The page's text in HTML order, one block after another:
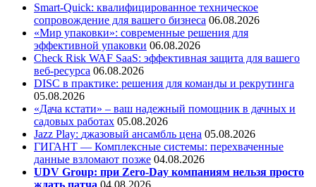
Smart-Quick: квалифицированное техническое
сопровождение для вашего бизнеса 06.08.2026
«Мир упаковки»: современные решения для
эффективной упаковки 06.08.2026
Check Risk WAF SaaS: эффективная защита для вашего
веб-ресурса 06.08.2026
DISC в практике: решения для команды и рекрутинга
05.08.2026
«Дача кстати» – ваш надежный помощник в дачных и
садовых работах 05.08.2026
Jazz Play: джазовый ансамбль цена 05.08.2026
ГИГАНТ — Комплексные системы: перехваченные
данные взломают позже 04.08.2026
UDV Group: при Zero-Day компаниям нельзя просто
ждать патча 04.08.2026